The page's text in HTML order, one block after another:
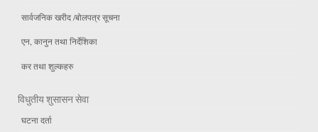
सार्वजनिक खरीद /बोलपत्र सूचना
एन, कानुन तथा निर्देशिका
कर तथा शुल्कहरु
विधुतीय शुसासन सेवा
घटना दर्ता